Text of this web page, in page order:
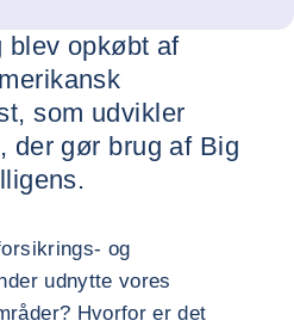
blev opkøbt af
som udvikler
der gør brug af Big
og
udnytte vores
Hvorfor er det